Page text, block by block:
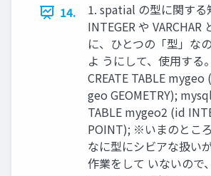
14.
1. spatial の型に関する
INTEGER や VARCHAR
に、ひとつの「型」な
よ うにして、使用する
CREATE TABLE mygeo
geo GEOMETRY);
TABLE mygeo2 (id
POINT); ※いまのとこ
なに型にシビアな扱い
作業をして いないので